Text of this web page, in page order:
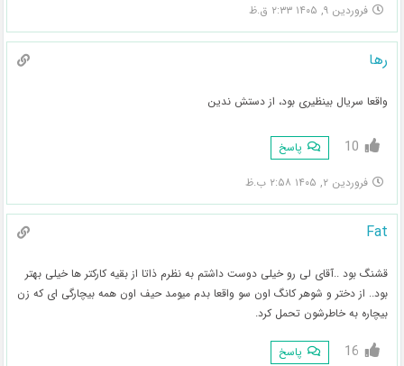
فروردین ۹, ۱۴۰۵ ۲:۳۳ ق.ظ
رها
واقعا سریال بینظیری بود، از دستش ندین
10 پاسخ
فروردین ۲, ۱۴۰۵ ۲:۵۸ ب.ظ
Fat
قشنگ بود ..آقای لی رو خیلی دوست داشتم به نظرم ذاتا از بقیه کارکتر ها خیلی بهتر
بود.. از دختر و شوهر کانگ اون سو واقعا بدم میومد حیف اون همه بیچارگی ای که زن
بیچاره به خاطرشون تحمل کرد.
16 پاسخ